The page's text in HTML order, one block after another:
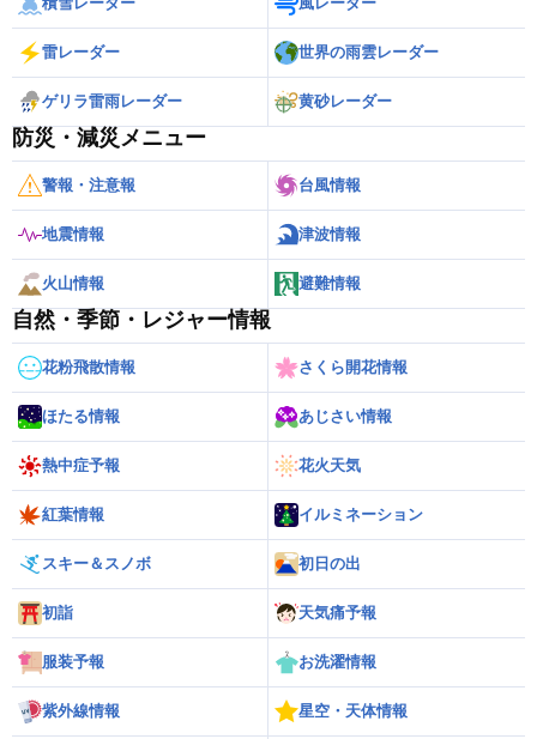
雷レーダー 世界の雨雲レーダー
ゲリラ雷雨レーダー 黄砂レーダー
防災・減災メニュー
警報・注意報 台風情報
地震情報 津波情報
火山情報 避難情報
自然・季節・レジャー情報
花粉飛散情報 さくら開花情報
ほたる情報 あじさい情報
熱中症予報 花火天気
紅葉情報 イルミネーション
スキー＆スノボ 初日の出
初詣 天気痛予報
服装予報 お洗濯情報
紫外線情報 星空・天体情報